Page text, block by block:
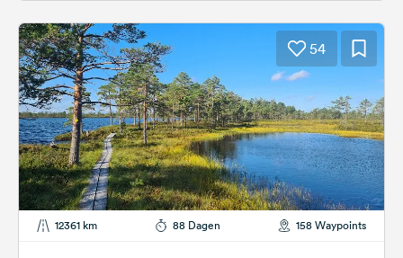
54
12361 km 88 Dagen 158 Waypoints